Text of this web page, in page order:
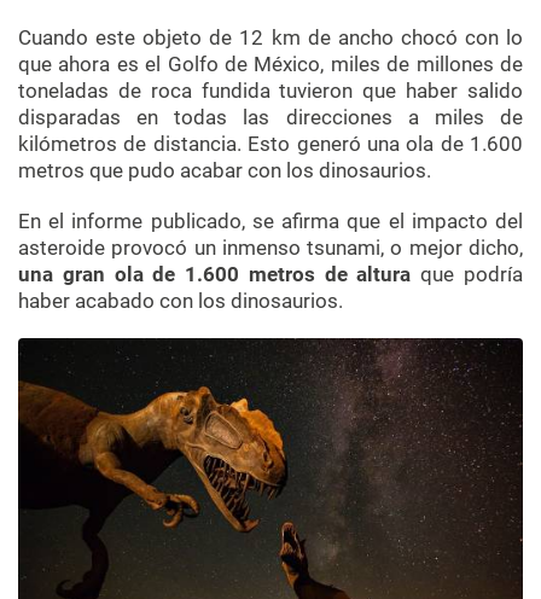
Cuando este objeto de 12 km de ancho chocó con lo
que ahora es el Golfo de México, miles de millones de
toneladas de roca fundida tuvieron que haber salido
disparadas en todas las direcciones a miles de
kilómetros de distancia. Esto generó una ola de 1.600
metros que pudo acabar con los dinosaurios.
En el informe publicado, se afirma que el impacto del
asteroide provocó un inmenso tsunami, o mejor dicho,
una gran ola de 1.600 metros de altura que podría
haber acabado con los dinosaurios.